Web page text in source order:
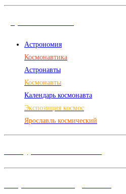
Астрономия
Космонавтика
Астронавты
Космонавты
Календарь космонавта
Экспозиция космос
Ярославль космический